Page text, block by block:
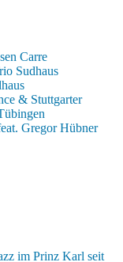
Carre
Sudhaus
& Stuttgarter
Gregor Hübner
im Prinz Karl seit